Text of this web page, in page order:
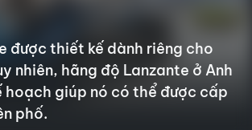
được thiết kế dành riêng cho
nhiên, hãng độ Lanzante ở Anh
hoạch giúp nó có thể được cấp
phố.